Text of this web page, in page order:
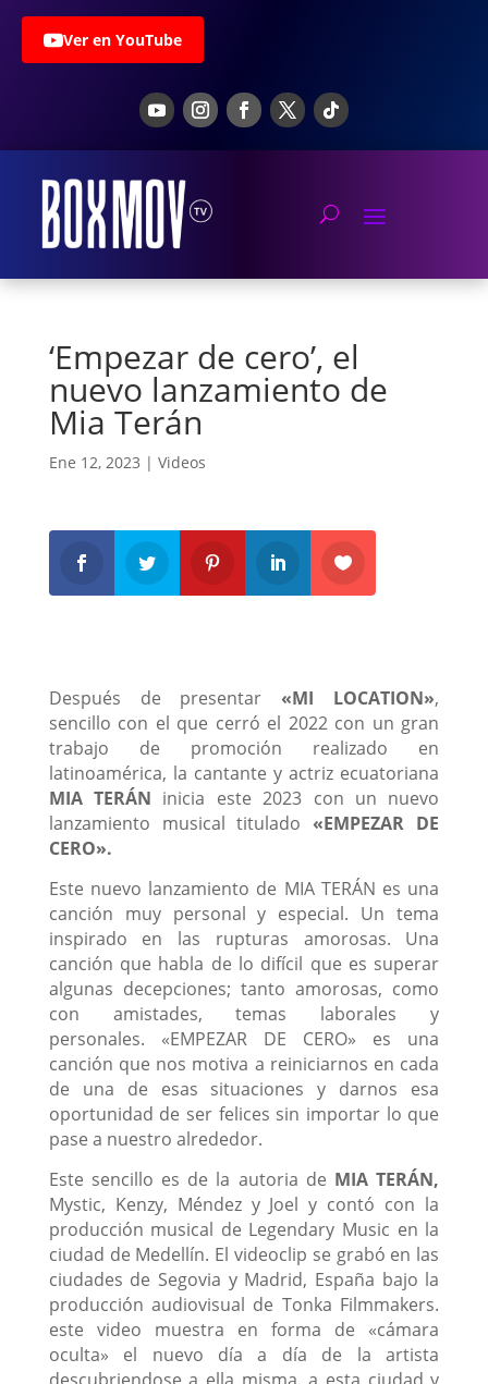
Ver en YouTube
‘Empezar de cero’, el
nuevo lanzamiento de
Mia Terán
Ene 12, 2023 | Videos
Después de presentar«MI LOCATION»,
sencillo con el que cerró el 2022 con un gran
trabajo de promoción realizado en
latinoamérica, la cantante y actriz ecuatoriana
MIA TERÁN inicia este 2023 con un nuevo
lanzamiento musical titulado«EMPEZAR DE
CERO».
Este nuevo lanzamiento de MIA TERÁN es una
canción muy personal y especial. Un tema
inspirado en las rupturas amorosas. Una
canción que habla de lo difícil que es superar
algunas decepciones; tanto amorosas, como
con amistades, temas laborales y
personales. «EMPEZAR DE CERO» es una
canción que nos motiva a reiniciarnos en cada
de una de esas situaciones y darnos esa
oportunidad de ser felices sin importar lo que
pase a nuestro alrededor.
Este sencillo es de la autoria de MIA TERÁN,
Mystic, Kenzy, Méndez y Joel y contó con la
producción musical de Legendary Music en la
ciudad de Medellín. El videoclip se grabó en las
ciudades de Segovia y Madrid, España bajo la
producción audiovisual de Tonka Filmmakers.
este video muestra en forma de «cámara
oculta» el nuevo día a día de la artista